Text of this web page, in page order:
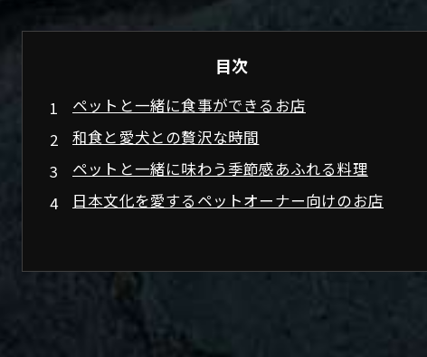
目次
ペットと一緒に食事ができるお店
和食と愛犬との贅沢な時間
ペットと一緒に味わう季節感あふれる料理
日本文化を愛するペットオーナー向けのお店